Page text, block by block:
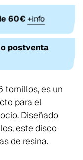
60€+info
postventa
tornillos, es un
para el
Diseñado
este disco
de resina.